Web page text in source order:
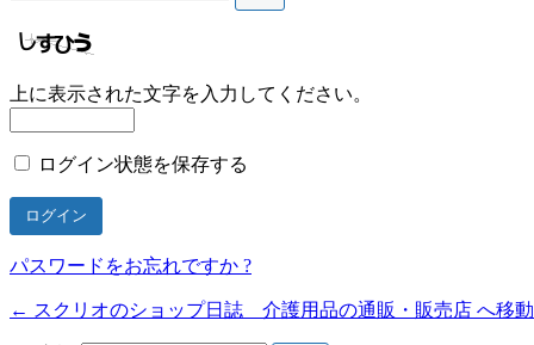
上に表示された文字を入力してください。
ログイン状態を保存する
パスワードをお忘れですか ?
← スクリオのショップ日誌 介護用品の通販・販売店 へ移動